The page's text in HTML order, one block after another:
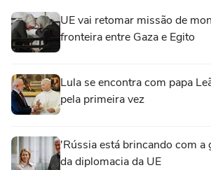
UE vai retomar missão de
fronteira entre Gaza e Egito
Lula se encontra com papa
pela primeira vez
'Rússia está brincando com a
da diplomacia da UE